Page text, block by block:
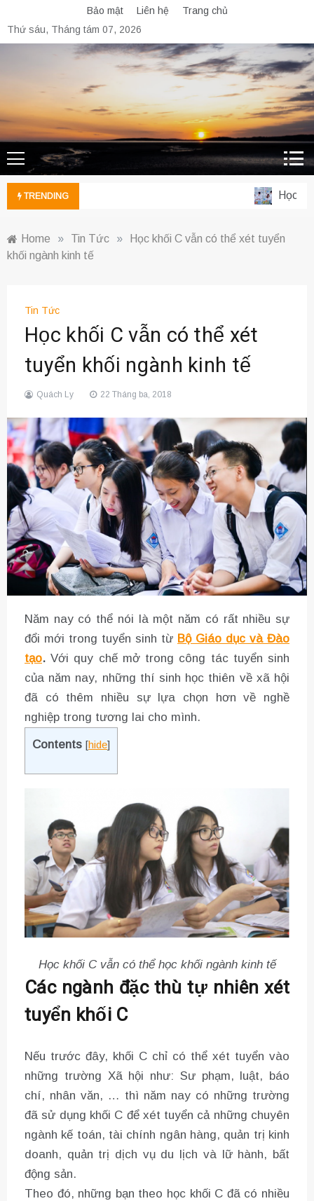
to
content
Bảo mật Liên hệ
Trang chủ
Thứ sáu, Tháng tám 07, 2026
TRENDING Học
Home » Tin Tức »
Học khối C vẫn có thể xét tuyển
khối ngành kinh tế
Tin Tức
Học khối C vẫn có thể xét
tuyển khối ngành kinh tế
Quách Ly 22 Tháng ba, 2018
Năm nay có thể nói là một năm có rất nhiều sự
đổi mới trong tuyển sinh từ Bộ Giáo dục và Đào
tạo.Với quy chế mở trong công tác tuyển sinh
của năm nay, những thí sinh học thiên về xã hội
đã có thêm nhiều sự lựa chọn hơn về nghề
nghiệp trong tương lai cho mình.
Contents [hide]
Học khối C vẫn có thể học khối ngành kinh tế
Các ngành đặc thù tự nhiên xét
tuyển khối C
Nếu trước đây, khối C chỉ có thể xét tuyển vào
những trường Xã hội như: Sư phạm, luật, báo
chí, nhân văn, … thì năm nay có những trường
đã sử dụng khối C để xét tuyển cả những chuyên
ngành kế toán, tài chính ngân hàng, quản trị kinh
doanh, quản trị dịch vụ du lịch và lữ hành, bất
động sản.
Theo đó, những bạn theo học khối C đã có nhiều